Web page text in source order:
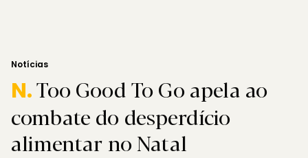
Notícias
N.Too Good To Go apela ao
combate do desperdício
alimentar no Natal